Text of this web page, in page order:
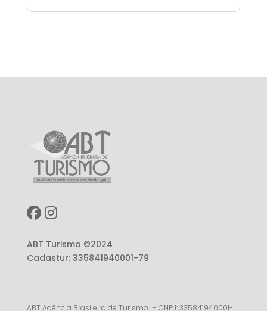
ABT Turismo ©2024
Cadastur: 335841940001-79
ABT Agência Brasileira de Turismo – CNPJ: 335841940001-